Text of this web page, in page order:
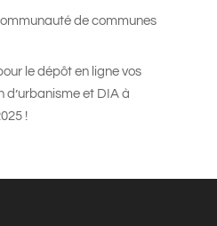
de communes
le dépôt en ligne vos
d’urbanisme et DIA à
!